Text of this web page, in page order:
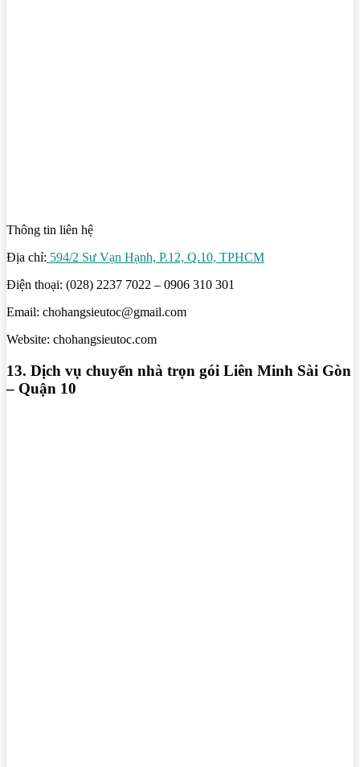
Thông tin liên hệ
Địa chỉ: 594/2 Sư Vạn Hạnh, P.12, Q.10, TPHCM
Điện thoại: (028) 2237 7022 – 0906 310 301
Email: chohangsieutoc@gmail.com
Website: chohangsieutoc.com
13. Dịch vụ chuyển nhà trọn gói Liên Minh Sài Gòn
– Quận 10